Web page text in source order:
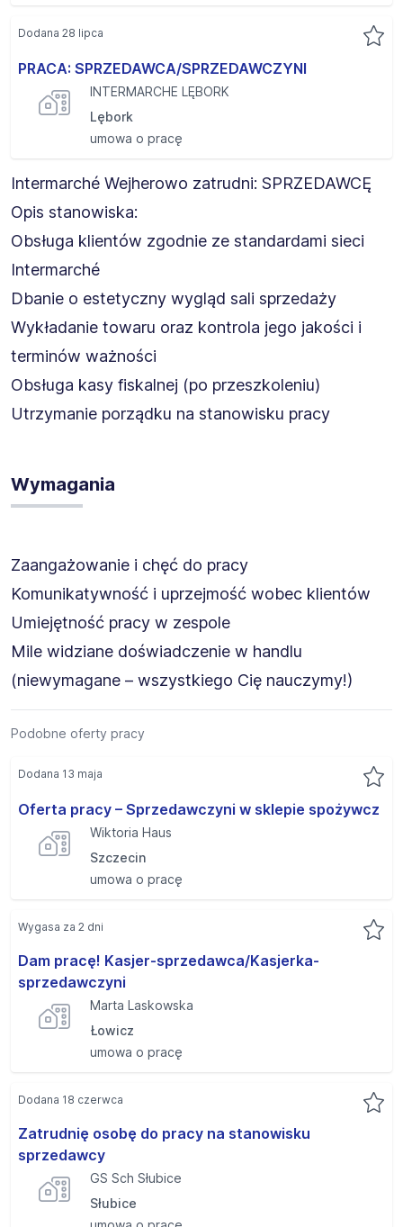
PRACA: SPRZEDAWCA/SPRZEDAWCZYNI
INTERMARCHE LĘBORK
Lębork
umowa o pracę
Dodana 28 lipca
Intermarché Wejherowo zatrudni: SPRZEDAWCĘ
Opis stanowiska:
Obsługa klientów zgodnie ze standardami sieci
Intermarché
Dbanie o estetyczny wygląd sali sprzedaży
Wykładanie towaru oraz kontrola jego jakości i
terminów ważności
Obsługa kasy fiskalnej (po przeszkoleniu)
Utrzymanie porządku na stanowisku pracy
Wymagania
Zaangażowanie i chęć do pracy
Komunikatywność i uprzejmość wobec klientów
Umiejętność pracy w zespole
Mile widziane doświadczenie w handlu
(niewymagane – wszystkiego Cię nauczymy!)
Podobne oferty pracy
Oferta pracy – Sprzedawczyni w sklepie spożywcz
Wiktoria Haus
Szczecin
umowa o pracę
Dodana 13 maja
Dam pracę! Kasjer-sprzedawca/Kasjerka-
sprzedawczyni
Marta Laskowska
Łowicz
umowa o pracę
Wygasa za 2 dni
Zatrudnię osobę do pracy na stanowisku
sprzedawcy
GS Sch Słubice
Słubice
Dodana 18 czerwca